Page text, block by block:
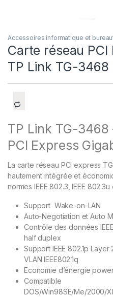
Accessoires informatique et
Carte réseau
TP Link TG-3468
TP Link TG-3468
PCI Express
La carte réseau PCI express
hautement intégrée et
normes IEEE 802.3, IEEE 802.3u
Support Wake-on-LAN
Auto-Negotiation et Auto
Contrôle des données
half duplex
Support IEEE 802.1p
VLAN IEEE802.1q
Economie d’énergie
Compatible
DOS/Win98SE/Me/2000/